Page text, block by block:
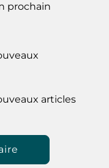
prochain
articles